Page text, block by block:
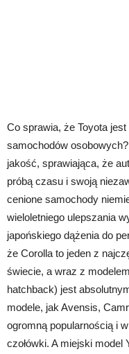
Co sprawia, że Toyota
samochodów
jakość, sprawiająca, że
próbą czasu i swoją
cenione samochody
wieloletniego ulepszania
japońskiego dążenia do
że Corolla to jeden z
świecie, a wraz z
hatchback) jest
modele, jak Avensis,
ogromną popularnością i
czołówki. A miejski model